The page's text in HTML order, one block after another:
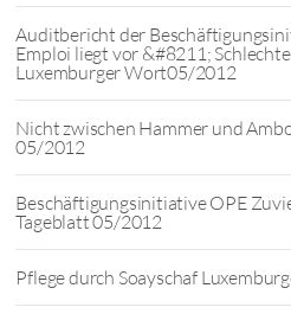
Auditbericht der
Emploi liegt vor &#8211;
Luxemburger Wort05/2012
Nicht zwischen Hammer und
05/2012
Beschäftigungsinitiative OPE
Tageblatt 05/2012
Pflege durch Soayschaf